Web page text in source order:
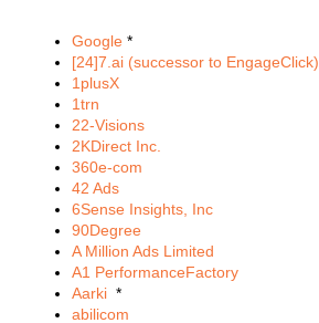
Google *
[24]7.ai (successor to EngageClick)
1plusX
1trn
22-Visions
2KDirect Inc.
360e-com
42 Ads
6Sense Insights, Inc
90Degree
A Million Ads Limited
A1 PerformanceFactory
Aarki *
abilicom